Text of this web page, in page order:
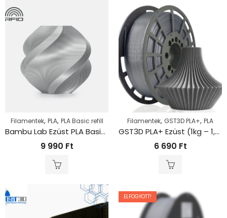
Filamentek, PLA, PLA Basic refill
Bambu Lab Ezüst PLA Basic refill
9 990 Ft
Filamentek, GST3D PLA+, PLA
GST3D PLA+ Ezüst (1kg – 1,75mm)
6 690 Ft
ELFOGYOTT!